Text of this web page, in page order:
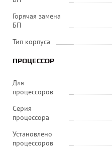
Горячая замена
БП
Тип корпуса
ПРОЦЕССОР
Для
процессоров
Серия
процессора
Установлено
процессоров